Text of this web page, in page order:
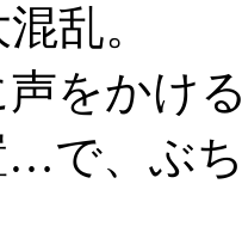
乱。
声をかけ
…で、ぶ